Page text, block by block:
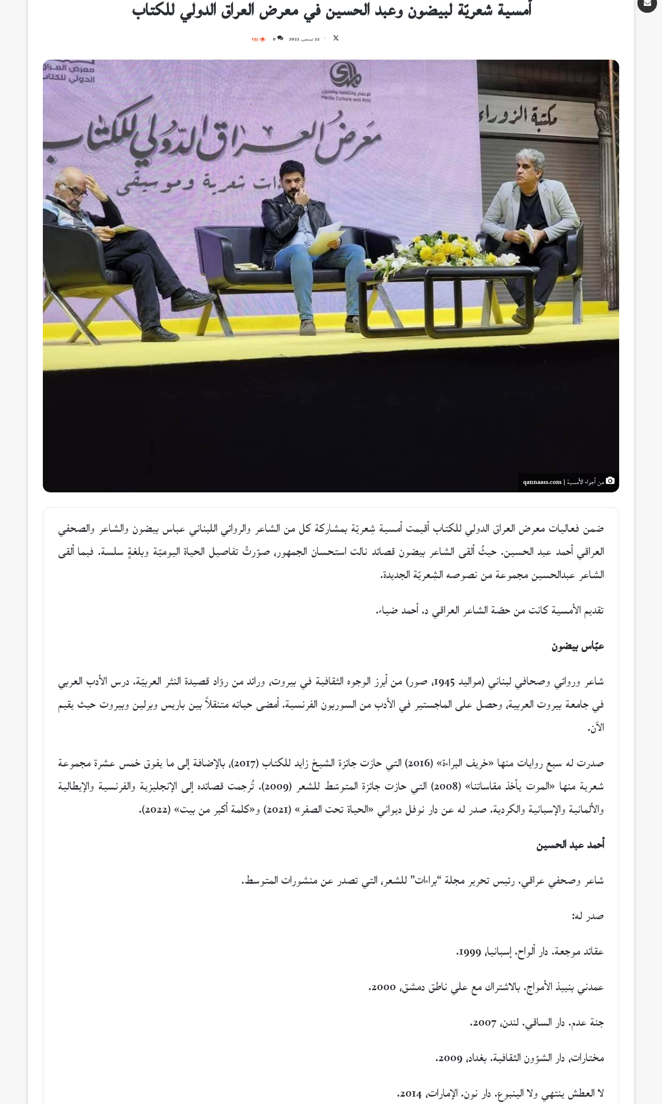
أمسية شعريّة لبيضون وعبد الحسين في معرض العراق الدولي للكتاب
X
22 ديسمبر، 2022 0
193
من أجواء الأمسية | qannaass.com
ضمن فعاليات معرض العراق الدولي للكتاب أقيمت أمسية شِعريّة بمشاركة كل من الشاعر والروائي اللبناني عباس بيضون والشاعر والصحفي
العراقي أحمد عبد الحسين. حيثُ ألقى الشاعر بيضون قصائد نالت استحسان الجمهور، صوّرتْ تفاصيل الحياة اليوميّة وبلغةٍ سلسة. فيما ألقى
الشاعر عبدالحسين مجموعة من نصوصه الشِعريّة الجديدة.
تقديم الأمسية كانت من حصّة الشاعر العراقي د. أحمد ضياء.
عبّاس بيضون
شاعر وروائي وصحافي لبناني (مواليد 1945، صور) من أبرز الوجوه الثقافية في بيروت، ورائد من روّاد قصيدة النثر العربيّة. درس الأدب العربي
في جامعة بيروت العربية، وحصل على الماجستير في الأدب من السوربون الفرنسية. أمضى حياته متنقلاً بين باريس وبرلين وبيروت حيث يقيم
الآن.
صدرت له سبع روايات منها «خريف البراءة» (2016) التي حازت جائزة الشيخ زايد للكتاب (2017)، بالإضافة إلى ما يفوق خمس عشرة مجموعة
شعرية منها «الموت يأخذ مقاساتنا» (2008) التي حازت جائزة المتوسّط للشعر (2009). تُرجمت قصائده إلى الإنجليزية والفرنسية والإيطالية
والألمانية والإسبانية والكردية. صدر له عن دار نوفل ديواني «الحياة تحت الصفر» (2021) و«كلمة أكبر من بيت» (2022).
أحمد عبد الحسين
شاعر وصحفي عراقي. رئيس تحرير مجلة “براءات” للشعر، التي تصدر عن منشورات المتوسط.
صدر له:
عقائد موجعة. دار ألواح. إسبانيا، 1999.
عمدني بنبيذ الأمواج. بالاشتراك مع علي ناطق دمشق، 2000.
جنة عدم. دار الساقي. لندن، 2007.
مختارات، دار الشؤون الثقافية. بغداد، 2009.
لا العطش ينتهي ولا الينبوع. دار نون. الإمارات، 2014.